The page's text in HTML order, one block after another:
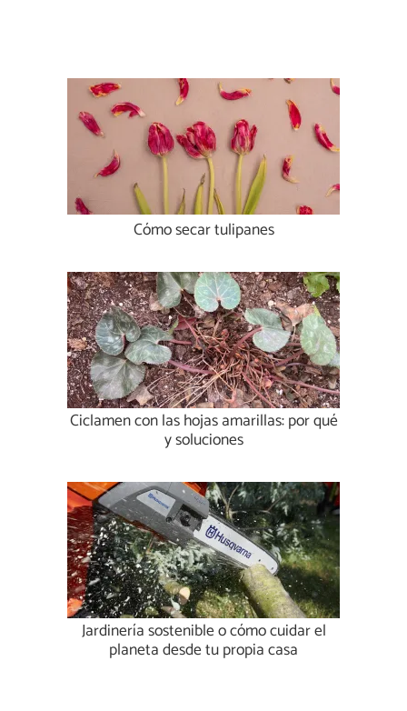
Cómo secar tulipanes
Ciclamen con las hojas amarillas: por qué
y soluciones
Jardinería sostenible o cómo cuidar el
planeta desde tu propia casa